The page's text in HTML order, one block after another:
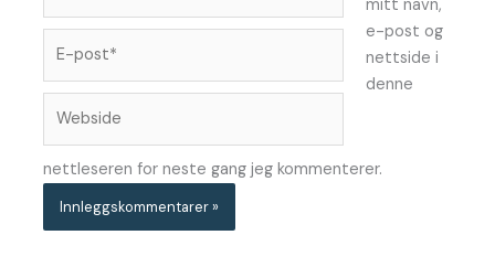
post*
mitt navn,
e-post og
nettside i
denne
nettleseren for neste gang jeg kommenterer.